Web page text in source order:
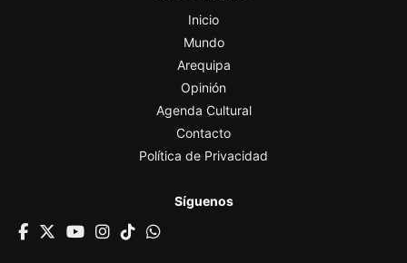
Inicio
Mundo
Arequipa
Opinión
Agenda Cultural
Contacto
Política de Privacidad
Síguenos